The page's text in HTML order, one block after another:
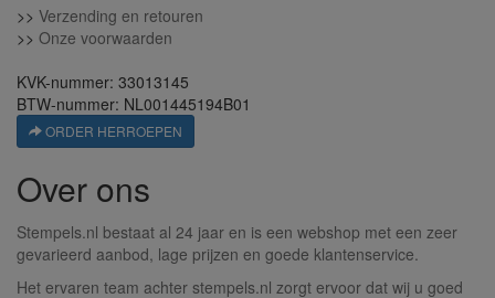
>> Verzending en retouren
>> Onze voorwaarden
KVK-nummer: 33013145
BTW-nummer: NL001445194B01
ORDER HERROEPEN
Over ons
Stempels.nl bestaat al 24 jaar en is een webshop met een zeer
gevarieerd aanbod, lage prijzen en goede klantenservice.
Het ervaren team achter stempels.nl zorgt ervoor dat wij u goed